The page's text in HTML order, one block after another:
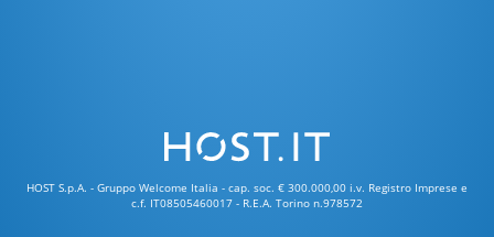
HOST S.p.A. - Gruppo Welcome Italia - cap. soc. € 300.000,00 i.v. Registro Imprese e
c.f. IT08505460017 - R.E.A. Torino n.978572